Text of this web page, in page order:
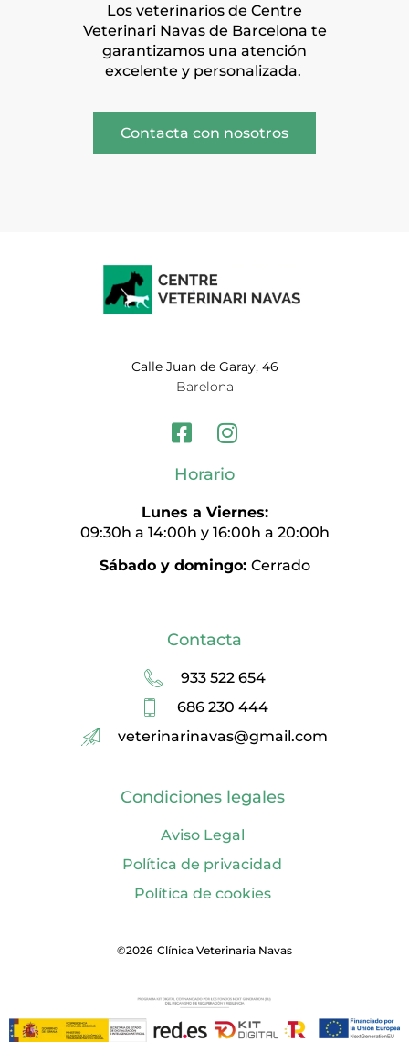
Los veterinarios de Centre
Veterinari Navas de Barcelona te
garantizamos una atención
excelente y personalizada.
Contacta con nosotros
Calle Juan de Garay, 46
Barelona
Horario
Lunes a Viernes:
09:30h a 14:00h y 16:00h a 20:00h
Sábado y domingo: Cerrado
Contacta
933 522 654
686 230 444
veterinarinavas@gmail.com
Condiciones legales
Aviso Legal
Política de privacidad
Política de cookies
©2026 Clínica Veterinaria Navas